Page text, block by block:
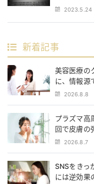
2023.5.24
新着記事
美容医療の
に、情報源
2026.8.8
プラズマ高
回で皮膚の
2026.8.7
SNSをきっ
には逆効